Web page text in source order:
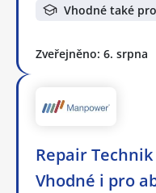
Vhodné také
Zveřejněno: 6. srpna
Repair
Vhodné i pro